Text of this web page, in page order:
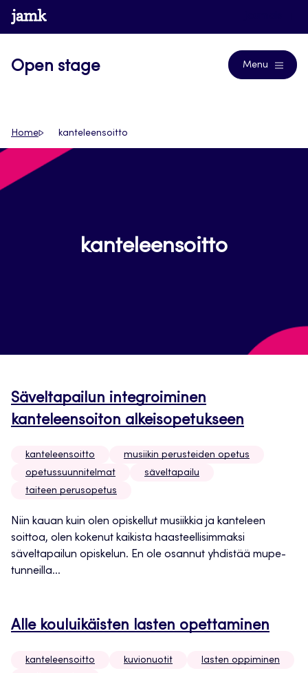
Siirry
suoraan
www.jamk.fi
Open stage Menu
Home kanteleensoitto
kanteleensoitto
Säveltapailun integroiminen
kanteleensoiton alkeisopetukseen
kanteleensoitto
musiikin perusteiden opetus
opetussuunnitelmat
säveltapailu
taiteen perusopetus
Niin kauan kuin olen opiskellut musiikkia ja kanteleen
soittoa, olen kokenut kaikista haasteellisimmaksi
säveltapailun opiskelun. En ole osannut yhdistää mupe-
tunneilla...
Alle kouluikäisten lasten opettaminen
kanteleensoitto kuvionuotit
lasten oppiminen